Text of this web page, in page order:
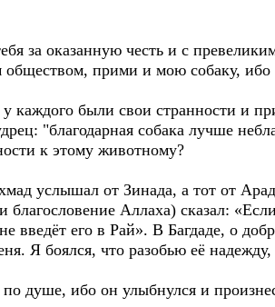
за оказанную честь и с
прими и мою собаку,
были свои странности и
"благодарная собака лучше
к этому животному?
услышал от Зинада, а тот от
Аллаха) сказал:
введёт его в Рай». В Багдаде, о
Я боялся, что разобью её
душе, ибо он улыбнулся и